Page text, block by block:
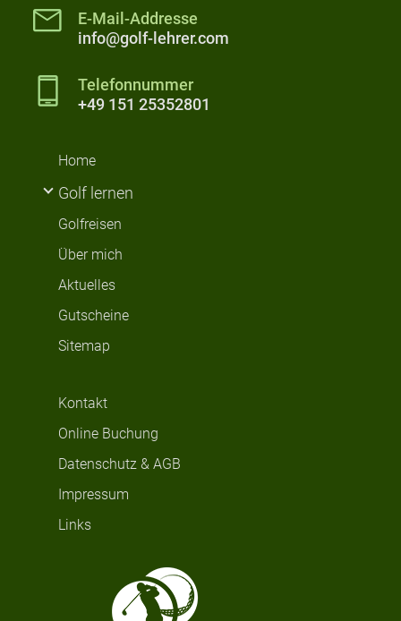
E-Mail-Addresse
info@golf-lehrer.com
Telefonnummer
+49 151 25352801
Home
Golf lernen
Golfreisen
Über mich
Aktuelles
Gutscheine
Sitemap
Kontakt
Online Buchung
Datenschutz & AGB
Impressum
Links